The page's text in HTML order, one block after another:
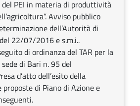
PEI in materia di produttività
Avviso pubblico
dell’Autorità di
22/07/2016 e s.m.i..
di ordinanza del TAR per la
di Bari n. 95 del
d’atto dell’esito della
di Piano di Azione e